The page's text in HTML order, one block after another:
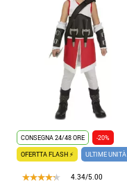
CONSEGNA 24/48 ORE
-20%
OFERTTA FLASH ⚡
ULTIME UNITÀ
4.34/5.00